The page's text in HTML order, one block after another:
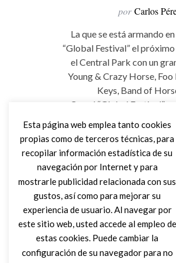
por Carlos
La que se está armando
“Global Festival” el
el Central Park con un
Young & Crazy Horse,
Keys, Band of
Con el “Global Festival”,
muchisimas familias
pobreza en el
Leer Más
Esta página web emplea tanto cookies
propias como de terceros técnicas, para
recopilar información estadística de su
navegación por Internet y para
mostrarle publicidad relacionada con sus
gustos, así como para mejorar su
experiencia de usuario. Al navegar por
este sitio web, usted accede al empleo de
estas cookies. Puede cambiar la
configuración de su navegador para no